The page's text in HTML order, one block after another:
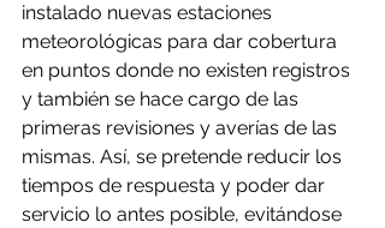
instalado nuevas estaciones
meteorológicas para dar cobertura
en puntos donde no existen registros
y también se hace cargo de las
primeras revisiones y averías de las
mismas. Así, se pretende reducir los
tiempos de respuesta y poder dar
servicio lo antes posible, evitándose